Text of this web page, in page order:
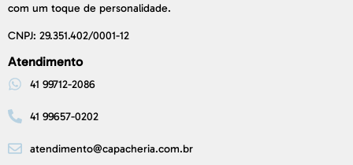
com um toque de personalidade.
CNPJ: 29.351.402/0001-12
Atendimento
41 99712-2086
41 99657-0202
atendimento@capacheria.com.br